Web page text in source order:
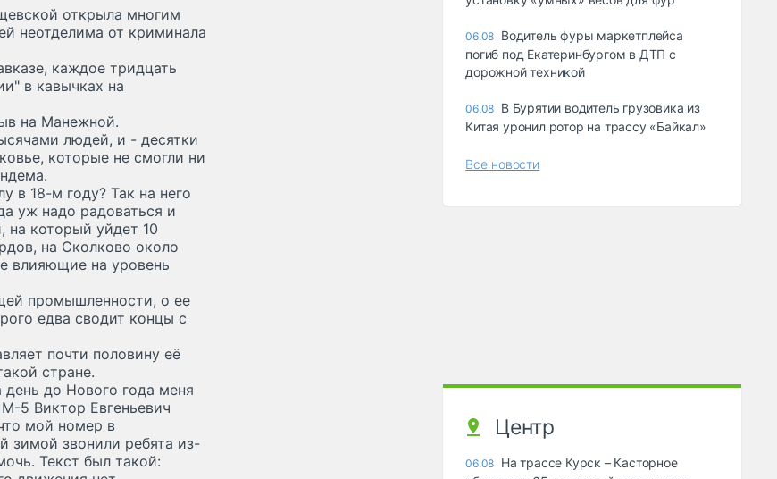
открыла многим
неотделима от криминала
каждое тридцать
в кавычках на
на Манежной.
людей, и - десятки
которые не смогли ни
в 18-м году? Так на него
уж надо радоваться и
который уйдет 10
на Сколково около
влияющие на уровень
промышленности, о ее
едва сводит концы с
почти половину её
стране.
до Нового года меня
5 Виктор Евгеньевич
мой номер в
зимой звонили ребята из-
Текст был такой:
06.08 Водитель фуры маркетплейса
погиб под Екатеринбургом в ДТП с
дорожной техникой
06.08 В Бурятии водитель грузовика из
Китая уронил ротор на трассу «Байкал»
Все новости
Центр
06.08 На трассе Курск – Касторное